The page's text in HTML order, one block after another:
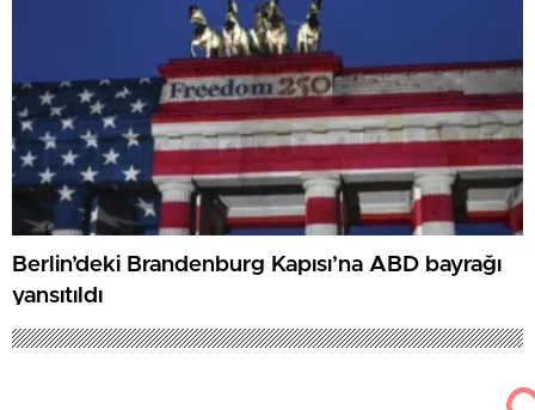
Berlin’deki Brandenburg Kapısı’na ABD bayrağı
yansıtıldı